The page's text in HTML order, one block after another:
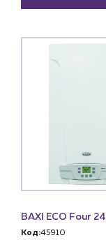
BAXI ECO Four 24
Код:45910